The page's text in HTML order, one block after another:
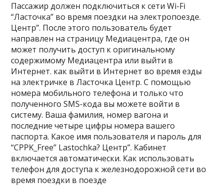
Пассажир должен подключиться к сети Wi-Fi
“Ласточка” во время поездки на электропоезде.
Центр”. После этого пользователь будет
направлен на страницу Медиацентра, где он
может получить доступ к оригинальному
содержимому Медиацентра или выйти в
Интернет. как выйти в Интернет во время езды
на электричке в Ласточка Центр. С помощью
номера мобильного телефона и только что
полученного SMS-кода вы можете войти в
систему. Ваша фамилия, номер вагона и
последние четыре цифры номера вашего
паспорта. Какое имя пользователя и пароль для
“CPPK_Free” Lastochka? Центр”. Кабинет
включается автоматически. Как использовать
телефон для доступа к железнодорожной сети во
время поездки в поезде